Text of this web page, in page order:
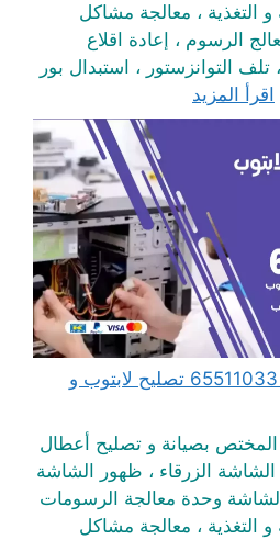
التغذية ، معالجة مشاكل
الرسوم ، إعادة اقلاع
التوانزستور ، استبدال بور
اقرأ المزيد
مهندس كمبيوتر صبحان 65511033 تصليح لابتوب و
بصيانة و تصليح أعطال
الزرقاء ، ظهور الشاشة
وحدة معالجة الرسومات
التغذية ، معالجة مشاكل